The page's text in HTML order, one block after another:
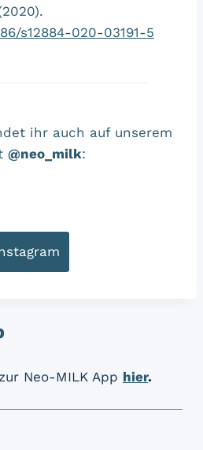
s12884-020-03191-5
ihr auch auf unserem
@neo_milk:
Neo-MILK App hier.